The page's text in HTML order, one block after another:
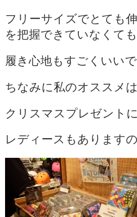
フリーサイズでとても
を把握できていなくて
履き心地もすごくいい
ちなみに私のオススメ
クリスマスプレゼント
レディースもあります